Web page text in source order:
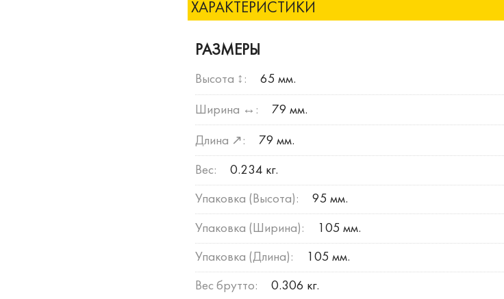
ХАРАКТЕРИСТИКИ
РАЗМЕРЫ
Высота ↕: 65 мм.
Ширина ↔: 79 мм.
Длина ↗: 79 мм.
Вес: 0.234 кг.
Упаковка (Высота): 95 мм.
Упаковка (Ширина): 105 мм.
Упаковка (Длина): 105 мм.
Вес брутто: 0.306 кг.